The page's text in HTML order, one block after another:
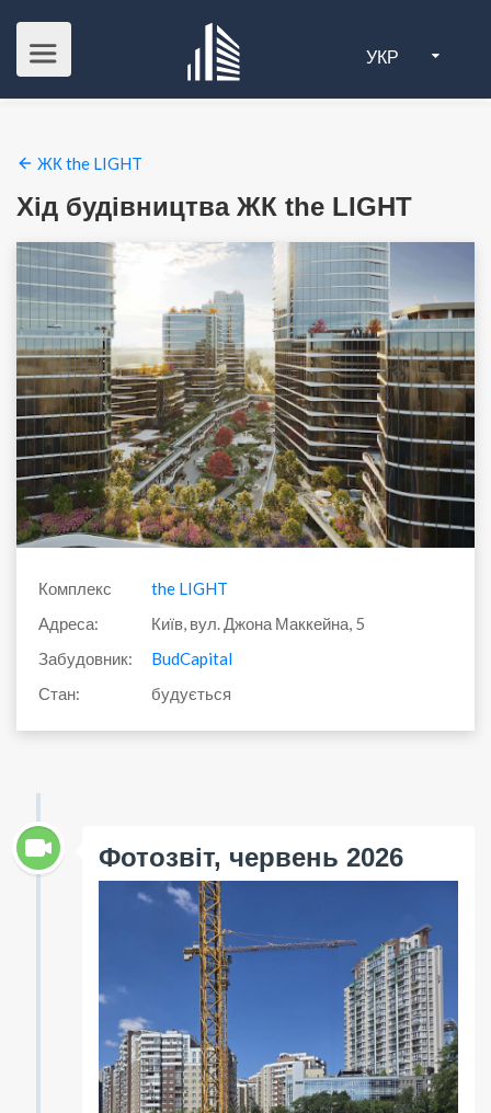
УКР
ЖК the LIGHT
Хід будівництва ЖК the LIGHT
Комплекс
the LIGHT
Адреса:
Київ, вул. Джона Маккейна, 5
Забудовник:
BudCapital
Стан:
будується
Фотозвіт, червень 2026